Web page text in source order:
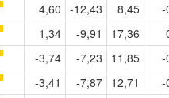
4,60 -12,43 8,45
-
1,34 -9,91 17,36
-3,74 -7,23 11,85
-
-3,41 -7,87 12,71
-